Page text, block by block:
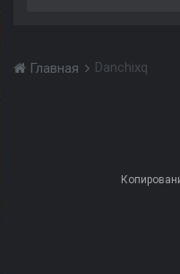
Главная Danchixq